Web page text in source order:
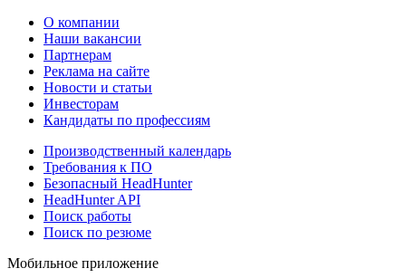
О компании
Наши вакансии
Партнерам
Реклама на сайте
Новости и статьи
Инвесторам
Кандидаты по профессиям
Производственный календарь
Требования к ПО
Безопасный HeadHunter
HeadHunter API
Поиск работы
Поиск по резюме
Мобильное приложение